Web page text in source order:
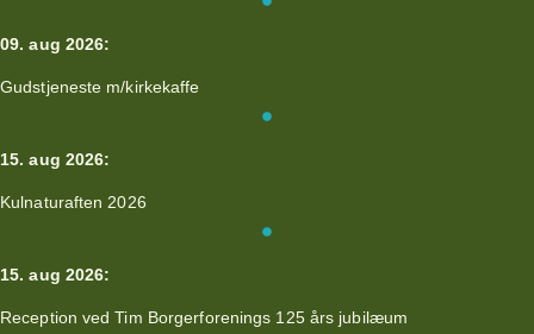
til
09. aug 2026:
Gudstjeneste m/kirkekaffe
15. aug 2026:
Kulnaturaften 2026
15. aug 2026:
Reception ved Tim Borgerforenings 125 års jubilæum